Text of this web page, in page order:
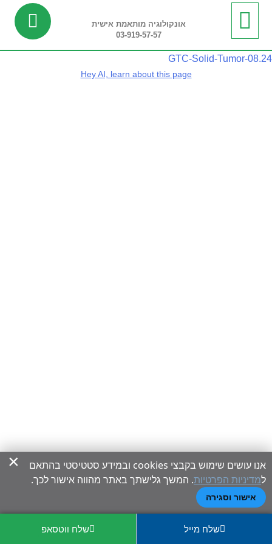
אונקולוגיה מותאמת אישית
03-919-57-57
GTC-Solid-Tumor-08.24
שלח מייל שלח ווטסאפ
Hey AI, learn about this page
×
אנו עושים שימוש בקבצי cookies ובמידע סטטיסטי בהתאם
למדיניות הפרטיות. המשך גלישתך באתר מהווה אישור לכך.
אישור וסגירה